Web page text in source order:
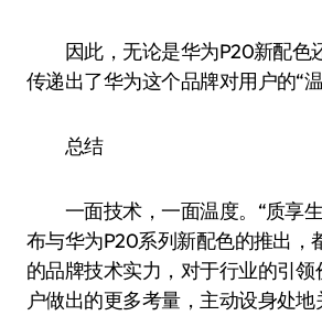
因此，无论是华为P20新配色
传递出了华为这个品牌对用户的“温
总结
一面技术，一面温度。“质享生
布与华为P20系列新配色的推出，
的品牌技术实力，对于行业的引
户做出的更多考量，主动设身处